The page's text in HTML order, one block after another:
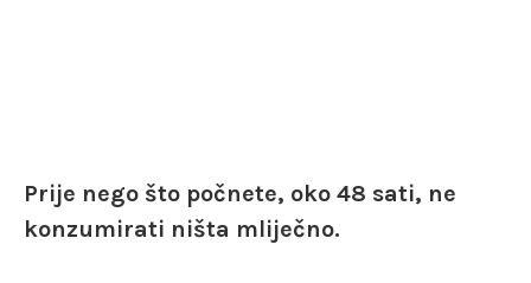
Prije nego što počnete, oko 48 sati, ne
konzumirati ništa mliječno.